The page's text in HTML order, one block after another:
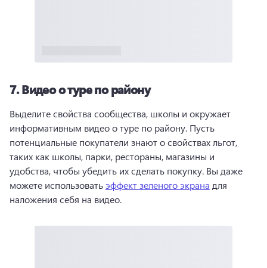
7.Видео о туре по району
Выделите свойства сообщества, школы и окружает
информативным видео о туре по району. Пусть
потенциальные покупатели знают о свойствах льгот,
таких как школы, парки, рестораны, магазины и
удобства, чтобы убедить их сделать покупку. Вы даже
можете использовать эффект зеленого экрана для
наложения себя на видео.